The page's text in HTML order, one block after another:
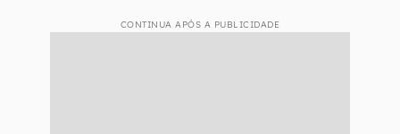
CONTINUA APÓS A PUBLICIDADE